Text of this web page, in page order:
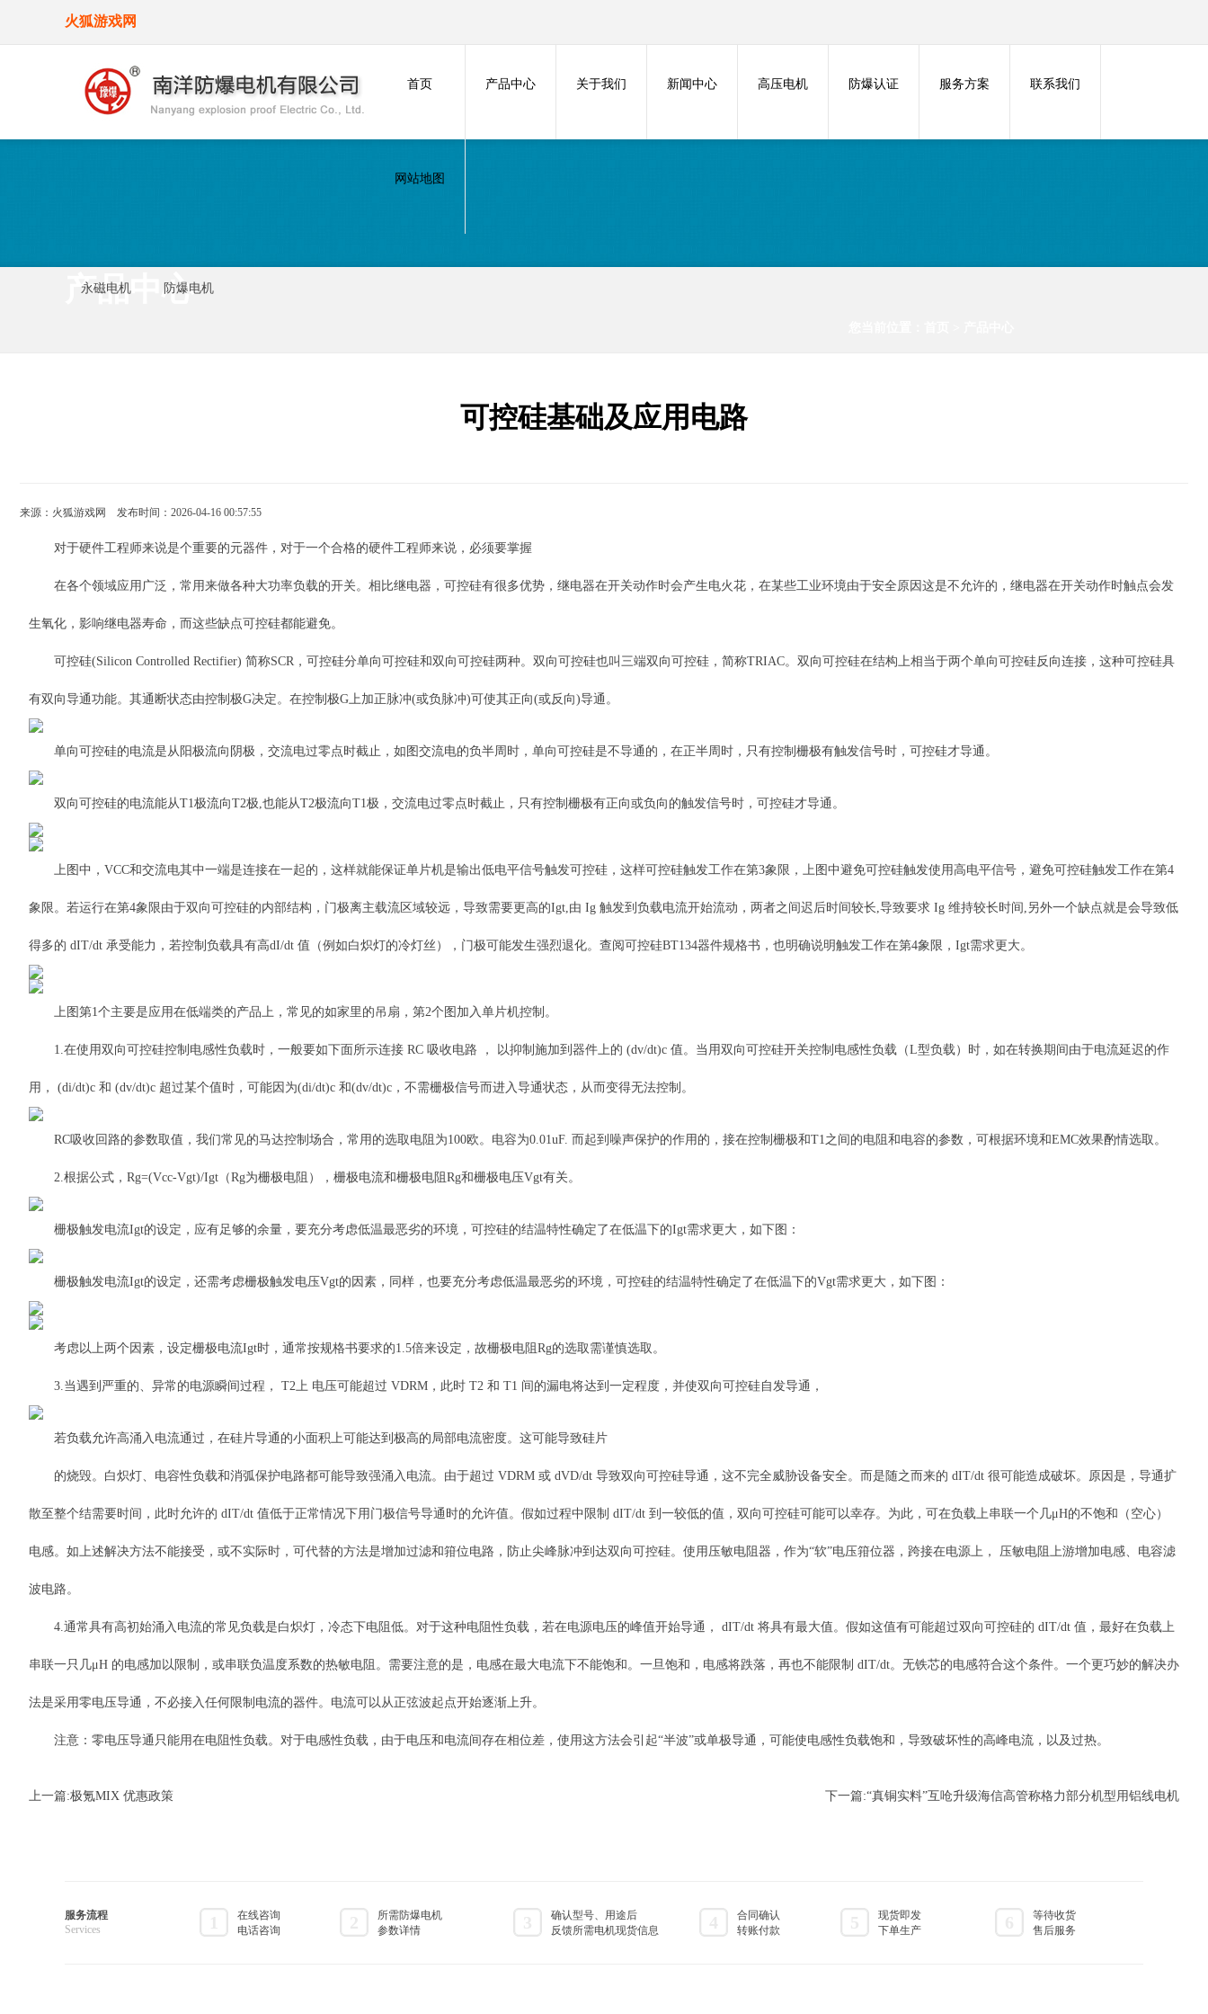
火狐游戏网
首页 产品中心 关于我们 新闻中心 高压电机 防爆认证 服务方案 联系我们
网站地图
产品中心
永磁电机 防爆电机
可控硅基础及应用电路
来源： 火狐游戏网 发布时间：2026-04-16 00:57:55
对于硬件工程师来说是个重要的元器件，对于一个合格的硬件工程师来说，必须要掌握
在各个领域应用广泛，常用来做各种大功率负载的开关。相比继电器，可控硅有很多优势，继电器在开关动作时会产生电火花，在某些工业环境由于安全原因这是不允许的，继电器在开关动作时触点会发
生氧化，影响继电器寿命，而这些缺点可控硅都能避免。
可控硅(Silicon Controlled Rectifier) 简称SCR，可控硅分单向可控硅和双向可控硅两种。双向可控硅也叫三端双向可控硅，简称TRIAC。双向可控硅在结构上相当于两个单向可控硅反向连接，这种可控硅具
有双向导通功能。其通断状态由控制极G决定。在控制极G上加正脉冲(或负脉冲)可使其正向(或反向)导通。
单向可控硅的电流是从阳极流向阴极，交流电过零点时截止，如图交流电的负半周时，单向可控硅是不导通的，在正半周时，只有控制栅极有触发信号时，可控硅才导通。
双向可控硅的电流能从T1极流向T2极,也能从T2极流向T1极，交流电过零点时截止，只有控制栅极有正向或负向的触发信号时，可控硅才导通。
上图中，VCC和交流电其中一端是连接在一起的，这样就能保证单片机是输出低电平信号触发可控硅，这样可控硅触发工作在第3象限，上图中避免可控硅触发使用高电平信号，避免可控硅触发工作在第4
象限。若运行在第4象限由于双向可控硅的内部结构，门极离主载流区域较远，导致需要更高的Igt,由 Ig 触发到负载电流开始流动，两者之间迟后时间较长,导致要求 Ig 维持较长时间,另外一个缺点就是会导致低
得多的 dIT/dt 承受能力，若控制负载具有高dI/dt 值（例如白炽灯的冷灯丝），门极可能发生强烈退化。查阅可控硅BT134器件规格书，也明确说明触发工作在第4象限，Igt需求更大。
上图第1个主要是应用在低端类的产品上，常见的如家里的吊扇，第2个图加入单片机控制。
1.在使用双向可控硅控制电感性负载时，一般要如下面所示连接 RC 吸收电路 ， 以抑制施加到器件上的 (dv/dt)c 值。当用双向可控硅开关控制电感性负载（L型负载）时，如在转换期间由于电流延迟的作
用， (di/dt)c 和 (dv/dt)c 超过某个值时，可能因为(di/dt)c 和(dv/dt)c，不需栅极信号而进入导通状态，从而变得无法控制。
RC吸收回路的参数取值，我们常见的马达控制场合，常用的选取电阻为100欧。电容为0.01uF. 而起到噪声保护的作用的，接在控制栅极和T1之间的电阻和电容的参数，可根据环境和EMC效果酌情选取。
2.根据公式，Rg=(Vcc-Vgt)/Igt（Rg为栅极电阻），栅极电流和栅极电阻Rg和栅极电压Vgt有关。
栅极触发电流Igt的设定，应有足够的余量，要充分考虑低温最恶劣的环境，可控硅的结温特性确定了在低温下的Igt需求更大，如下图：
栅极触发电流Igt的设定，还需考虑栅极触发电压Vgt的因素，同样，也要充分考虑低温最恶劣的环境，可控硅的结温特性确定了在低温下的Vgt需求更大，如下图：
考虑以上两个因素，设定栅极电流Igt时，通常按规格书要求的1.5倍来设定，故栅极电阻Rg的选取需谨慎选取。
3.当遇到严重的、异常的电源瞬间过程， T2上 电压可能超过 VDRM，此时 T2 和 T1 间的漏电将达到一定程度，并使双向可控硅自发导通，
若负载允许高涌入电流通过，在硅片导通的小面积上可能达到极高的局部电流密度。这可能导致硅片
的烧毁。白炽灯、电容性负载和消弧保护电路都可能导致强涌入电流。由于超过 VDRM 或 dVD/dt 导致双向可控硅导通，这不完全威胁设备安全。而是随之而来的 dIT/dt 很可能造成破坏。原因是，导通扩
散至整个结需要时间，此时允许的 dIT/dt 值低于正常情况下用门极信号导通时的允许值。假如过程中限制 dIT/dt 到一较低的值，双向可控硅可能可以幸存。为此，可在负载上串联一个几μH的不饱和（空心）
电感。如上述解决方法不能接受，或不实际时，可代替的方法是增加过滤和箝位电路，防止尖峰脉冲到达双向可控硅。使用压敏电阻器，作为“软”电压箝位器，跨接在电源上， 压敏电阻上游增加电感、电容滤
波电路。
4.通常具有高初始涌入电流的常见负载是白炽灯，冷态下电阻低。对于这种电阻性负载，若在电源电压的峰值开始导通， dIT/dt 将具有最大值。假如这值有可能超过双向可控硅的 dIT/dt 值，最好在负载上
串联一只几μH 的电感加以限制，或串联负温度系数的热敏电阻。需要注意的是，电感在最大电流下不能饱和。一旦饱和，电感将跌落，再也不能限制 dIT/dt。无铁芯的电感符合这个条件。一个更巧妙的解决办
法是采用零电压导通，不必接入任何限制电流的器件。电流可以从正弦波起点开始逐渐上升。
注意：零电压导通只能用在电阻性负载。对于电感性负载，由于电压和电流间存在相位差，使用这方法会引起“半波”或单极导通，可能使电感性负载饱和，导致破坏性的高峰电流，以及过热。
上一篇:极氪MIX 优惠政策 下一篇:“真铜实料”互呛升级海信高管称格力部分机型用铝线电机
服务流程
Services
在线咨询
电话咨询
所需防爆电机
参数详情
确认型号、用途后
反馈所需电机现货信息
合同确认
转账付款
现货即发
下单生产
等待收货
售后服务